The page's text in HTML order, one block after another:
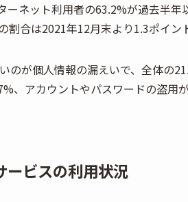
ーネット利用者の63.2%が過去半
割合は2021年12月末より1.3ポイン
のが個人情報の漏えいで、全体の
、アカウントやパスワードの盗用
ービスの利用状況